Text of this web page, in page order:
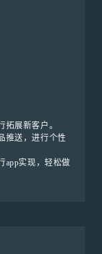
展新客户。
推送，进行个性
app实现，轻松做